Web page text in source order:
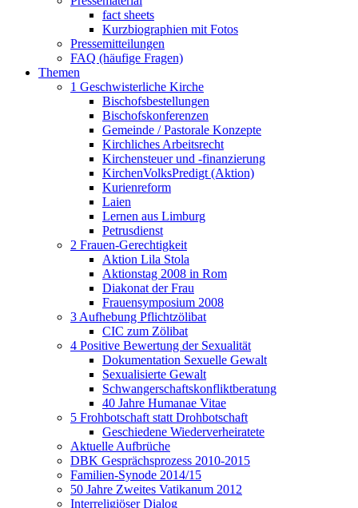
fact sheets
Kurzbiographien mit Fotos
Pressemitteilungen
FAQ (häufige Fragen)
Themen
1 Geschwisterliche Kirche
Bischofsbestellungen
Bischofskonferenzen
Gemeinde / Pastorale Konzepte
Kirchliches Arbeitsrecht
Kirchensteuer und -finanzierung
KirchenVolksPredigt (Aktion)
Kurienreform
Laien
Lernen aus Limburg
Petrusdienst
2 Frauen-Gerechtigkeit
Aktion Lila Stola
Aktionstag 2008 in Rom
Diakonat der Frau
Frauensymposium 2008
3 Aufhebung Pflichtzölibat
CIC zum Zölibat
4 Positive Bewertung der Sexualität
Dokumentation Sexuelle Gewalt
Sexualisierte Gewalt
Schwangerschaftskonfliktberatung
40 Jahre Humanae Vitae
5 Frohbotschaft statt Drohbotschaft
Geschiedene Wiederverheiratete
Aktuelle Aufbrüche
DBK Gesprächsprozess 2010-2015
Familien-Synode 2014/15
50 Jahre Zweites Vatikanum 2012
Interreligiöser Dialog